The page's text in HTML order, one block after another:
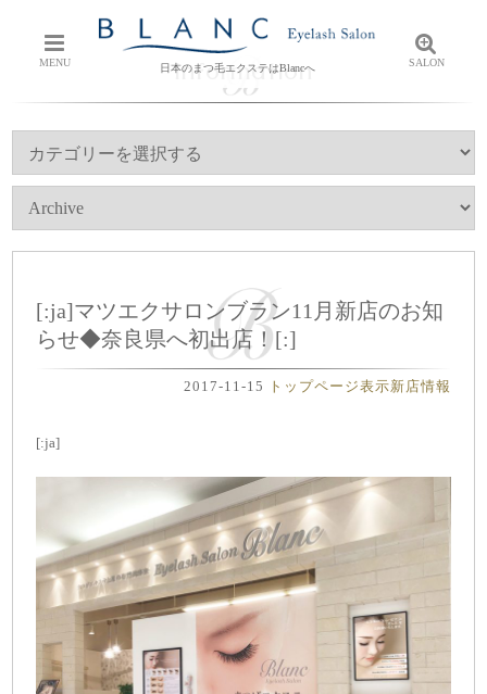
MENU 日本のまつ毛エクステはBlancへ SALON
Information
[:ja]マツエクサロンブラン11月新店のお知
らせ◆奈良県へ初出店！[:]
2017-11-15 トップページ表示新店情報
[:ja]